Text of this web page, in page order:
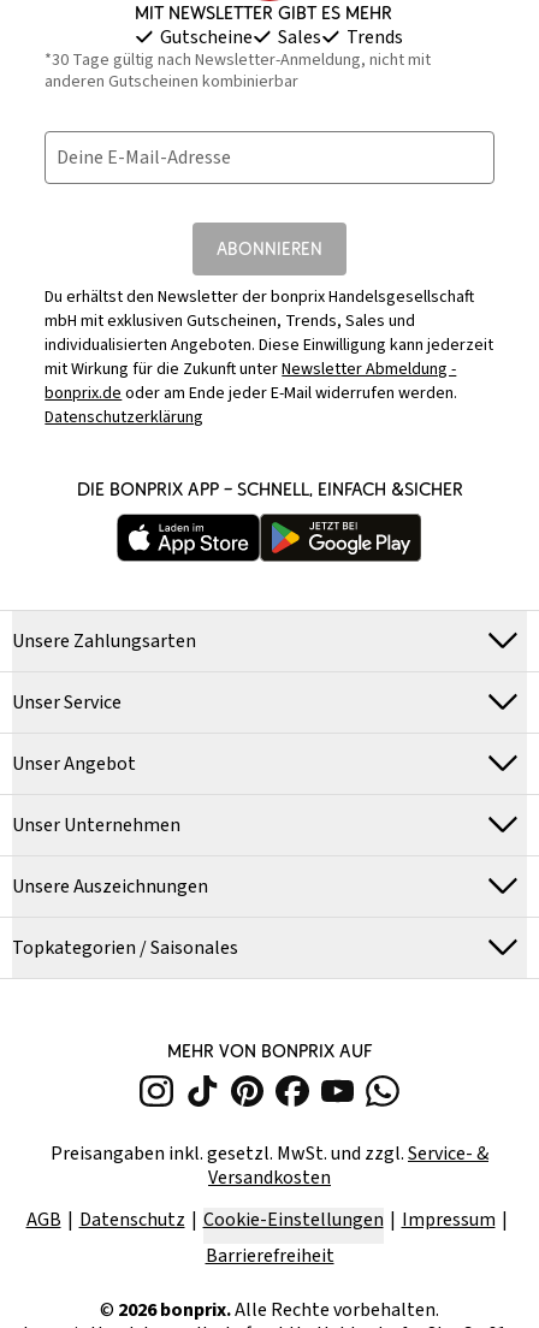
Mit Newsletter gibt es mehr
Gutscheine Sales Trends
*30 Tage gültig nach Newsletter-Anmeldung, nicht mit
anderen Gutscheinen kombinierbar
Deine E-Mail-Adresse
ABONNIEREN
Du erhältst den Newsletter der bonprix Handelsgesellschaft
mbH mit exklusiven Gutscheinen, Trends, Sales und
individualisierten Angeboten. Diese Einwilligung kann jederzeit
mit Wirkung für die Zukunft unterNewsletter Abmeldung -
bonprix.deoder am Ende jeder E-Mail widerrufen werden.
Datenschutzerklärung
DIE BONPRIX APP – SCHNELL, EINFACH &SICHER
Unsere Zahlungsarten
Unser Service
Unser Angebot
Unser Unternehmen
Unsere Auszeichnungen
Topkategorien / Saisonales
MEHR VON BONPRIX AUF
Preisangaben inkl. gesetzl. MwSt. und zzgl.Service- &
Versandkosten
AGB
Datenschutz Cookie-Einstellungen
Impressum
Barrierefreiheit
© 2026bonprix.Alle Rechte vorbehalten.